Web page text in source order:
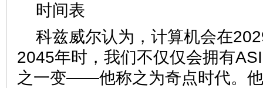
时间表
科兹威尔认为，计算机会在
2045年时，我们不仅仅会拥有
之一变——他称之为奇点时代。